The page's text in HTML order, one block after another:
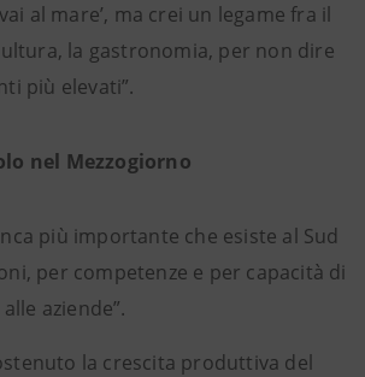
al mare’, ma crei un legame fra il
la gastronomia, per non dire
più elevati”.
nel Mezzogiorno
più importante che esiste al Sud
per competenze e per capacità di
aziende”.
la crescita produttiva del